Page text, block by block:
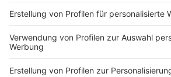
Zur Internetseite vom MonBerg
Anzeige